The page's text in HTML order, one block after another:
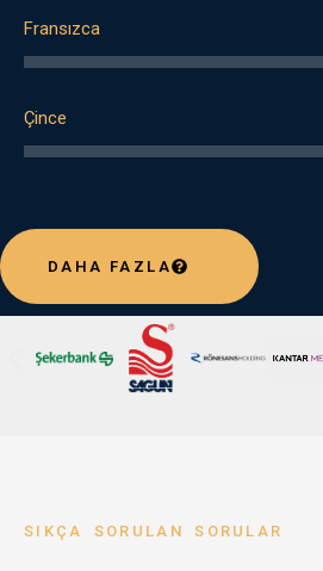
Fransızca
Çince
DAHA FAZLA
SIKÇA SORULAN SORULAR